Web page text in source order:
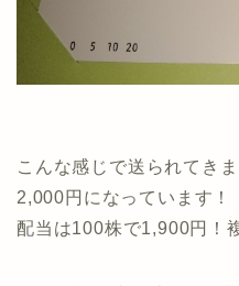
こんな感じで送られてき
2,000円になっています！
配当は100株で1,900円！